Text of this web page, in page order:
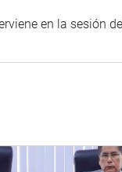
en la sesión